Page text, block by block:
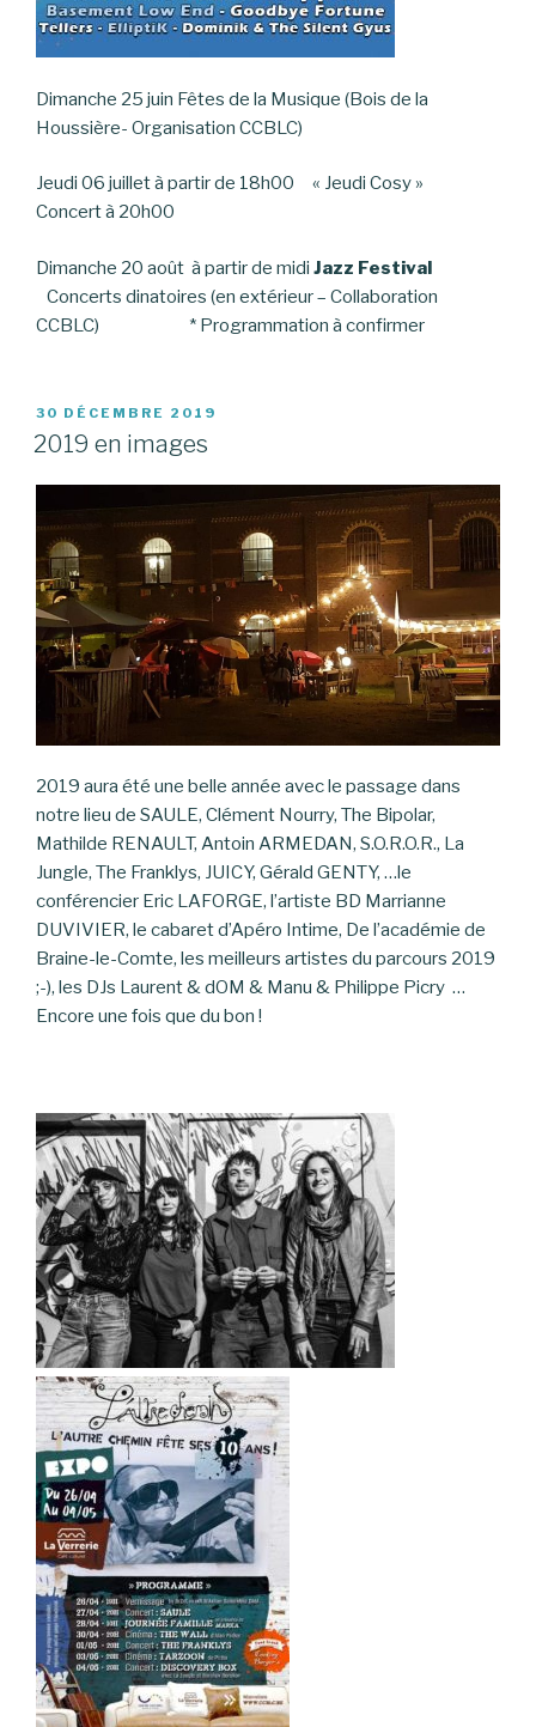
Dimanche 25 juin Fêtes de la Musique (Bois de la
Houssière- Organisation CCBLC)
Jeudi 06 juillet à partir de 18h00 « Jeudi Cosy »
Concert à 20h00
Dimanche 20 août à partir de midi Jazz Festival
Concerts dinatoires (en extérieur – Collaboration
CCBLC) * Programmation à confirmer
PUBLIÉ
LE
30 DÉCEMBRE 2019
2019 en images
2019 aura été une belle année avec le passage dans
notre lieu de SAULE, Clément Nourry, The Bipolar,
Mathilde RENAULT, Antoin ARMEDAN, S.O.R.O.R., La
Jungle, The Franklys, JUICY, Gérald GENTY, …le
conférencier Eric LAFORGE, l’artiste BD Marrianne
DUVIVIER, le cabaret d’Apéro Intime, De l’académie de
Braine-le-Comte, les meilleurs artistes du parcours 2019
;-), les DJs Laurent & dOM & Manu & Philippe Picry …
Encore une fois que du bon !